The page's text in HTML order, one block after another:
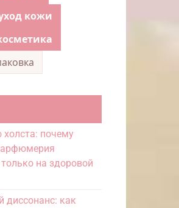
кожи
холста: почему
на здоровой
диссонанс: как